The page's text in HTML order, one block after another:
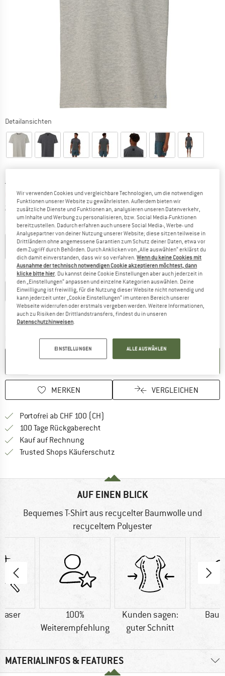
Detailansichten
Ursprünglicher Preis :
CHF
Preis:
CHF31.17 inkl. MwSt., zollfreie Lieferung
zzgl. VersandkostenInformationen zu den Versandkosten. Öffnet sich in
Farbe:Pigeon Grey
30% 30% 35%
Grösse wählen:
M L XL XXL
Grössentabelle
Lieferzeit: 3-5 WerktageDer Link öffnet sich in einer Infobox und
IN DEN WARENKORB
MERKEN VERGLEICHEN
Portofrei ab CHF 100 (CH)
100 Tage Rückgaberecht
Kauf auf RechnungFinde die Zahlungs-Infos hier! Öffnet
Trusted Shops Käuferschutz
AUF EINEN BLICK
Bequemes T-Shirt aus recycelter Baumwolle und
recyceltem Polyester
100%
Weiterempfehlung
Kunden sagen:
guter Schnitt
MATERIALINFOS & FEATURES
Wir verwenden Cookies und vergleichbare Technologien, um die notwendigen
Funktionen unserer Website zu gewährleisten. Außerdem bieten wir
zusätzliche Dienste und Funktionen an, analysieren unseren Datenverkehr,
um Inhalte und Werbung zu personalisieren, bzw. Social Media-Funktionen
bereitzustellen. Dadurch erfahren auch unsere Social Media-, Werbe- und
Analysepartner von deiner Nutzung unserer Website; diese sitzen teilweise in
Drittländern ohne angemessene Garantien zum Schutz deiner Daten, etwa vor
dem Zugriff durch Behörden. Durch Anklicken von „Alle auswählen“ erklärst du
dich damit einverstanden, dass wir so verfahren.Wenn du keine Cookies mit
Ausnahme der technisch notwendigen Cookie akzeptieren möchtest, dann
klicke bitte hier . Du kannst deine Cookie Einstellungen aber auch jederzeit in
den „Einstellungen“ anpassen und einzelne Kategorien auswählen. Deine
Einwilligung ist freiwillig, für die Nutzung dieser Website nicht notwendig und
kann jederzeit unter „Cookie Einstellungen“ im unteren Bereich unserer
Webseite widerrufen oder erstmals vergeben werden. Weitere Informationen,
auch zu Risiken der Drittlandstransfers, findest du in unseren
Datenschutzhinweisen
EINSTELLUNGEN ALLE AUSWÄHLEN